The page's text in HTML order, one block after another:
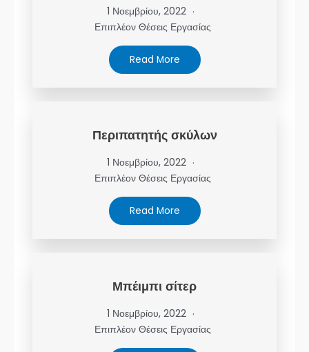
1 Νοεμβρίου, 2022
Επιπλέον Θέσεις Εργασίας
Read More
Περιπατητής σκύλων
1 Νοεμβρίου, 2022
Επιπλέον Θέσεις Εργασίας
Read More
Μπέιμπι σίτερ
1 Νοεμβρίου, 2022
Επιπλέον Θέσεις Εργασίας